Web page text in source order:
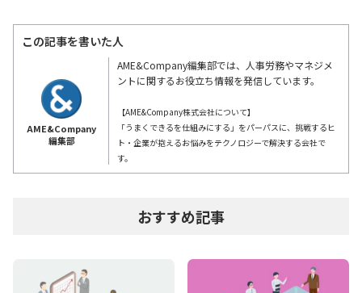
この記事を書いた人
AME&Company
編集部
AME&Company編集部では、人事労務やマネジメ
ントに関するお役立ち情報を発信しています。
【AME&Company株式会社について】
「うまくできるを仕組みにする」をパーパスに、挑戦するヒ
ト・企業が抱えるお悩みをテクノロジーで解決する会社で
す。
おすすめ記事